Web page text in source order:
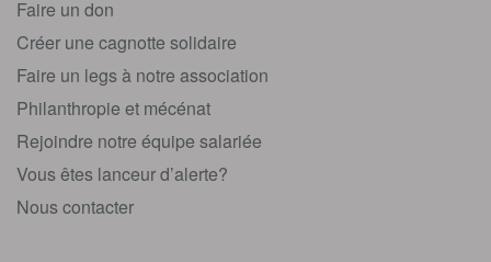
Faire un don
Créer une cagnotte solidaire
Faire un legs à notre association
Philanthropie et mécénat
Rejoindre notre équipe salariée
Vous êtes lanceur d’alerte?
Nous contacter